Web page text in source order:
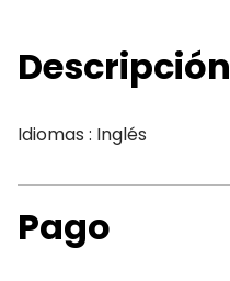
Descripción
Idiomas : Inglés
Pago